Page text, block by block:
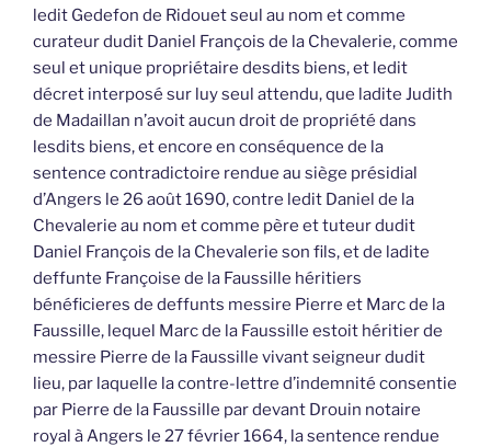
ledit Gedefon de Ridouet seul au nom et comme
curateur dudit Daniel François de la Chevalerie, comme
seul et unique propriétaire desdits biens, et ledit
décret interposé sur luy seul attendu, que ladite Judith
de Madaillan n’avoit aucun droit de propriété dans
lesdits biens, et encore en conséquence de la
sentence contradictoire rendue au siège présidial
d’Angers le 26 août 1690, contre ledit Daniel de la
Chevalerie au nom et comme père et tuteur dudit
Daniel François de la Chevalerie son fils, et de ladite
deffunte Françoise de la Faussille héritiers
bénéficieres de deffunts messire Pierre et Marc de la
Faussille, lequel Marc de la Faussille estoit héritier de
messire Pierre de la Faussille vivant seigneur dudit
lieu, par laquelle la contre-lettre d’indemnité consentie
par Pierre de la Faussille par devant Drouin notaire
royal à Angers le 27 février 1664, la sentence rendue